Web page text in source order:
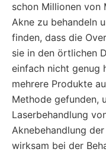
schon Millionen von
Akne zu behandeln
finden, dass die
sie in den örtlichen
einfach nicht genug
mehrere Produkte
Methode gefunden,
Laserbehandlung
Aknebehandlung
wirksam bei der